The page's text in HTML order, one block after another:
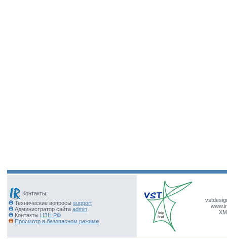
Контакты:
Технические вопросы support
Администратор сайта admin
Контакты ЦЗН РФ
Просмотр в безопасном режиме